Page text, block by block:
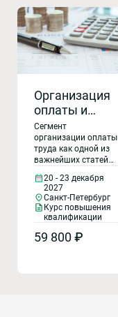
Организация
оплаты и
нормирование
труда на
предприятии
Сегмент
организации оплаты
труда как одной из
важнейших статей
значимым не только
для проведения
контроля
деятельности
планирования и
20 - 23 декабря
2027
Санкт-Петербург
Курс повышения
квалификации
59 800 ₽